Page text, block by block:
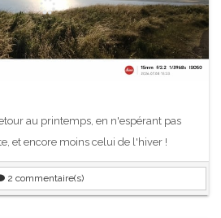
au printemps, en n'espérant pas
et encore moins celui de l'hiver !
2 commentaire(s)